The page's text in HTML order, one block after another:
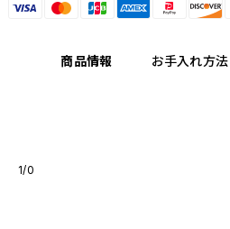
商品情報 お手入れ方
1/0